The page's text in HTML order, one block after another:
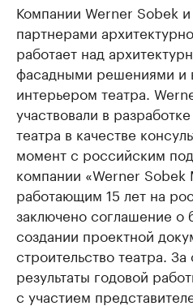
Компании Werner Sobek
партнерами
работает над
фасадными решениями и
интерьером театра.
участвовали в
театра в качестве
момент с российским
компании «Werner
работающим 15 лет на
заключено соглашение о
создании проектной
строительство театра.
результаты годовой
с участием